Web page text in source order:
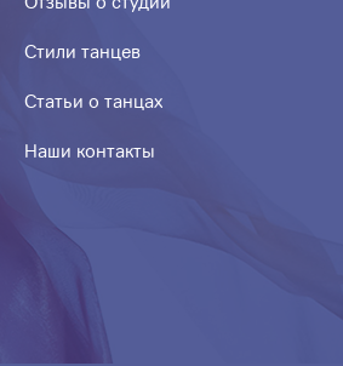
Стили танцев
Статьи о танцах
Наши контакты